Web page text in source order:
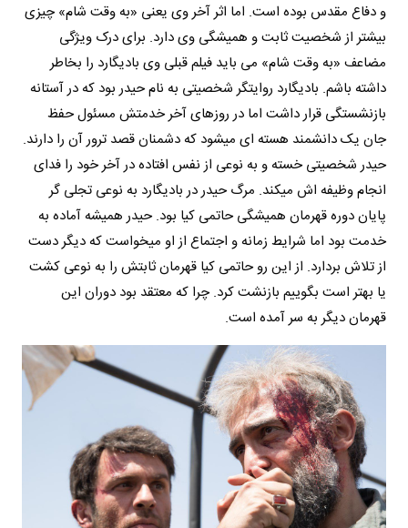
و دفاع مقدس بوده است. اما اثر آخر وی یعنی «به وقت شام» چیزی
بیشتر از شخصیت ثابت و همیشگی وی دارد. برای درک ویژگی
مضاعف «به وقت شام» می باید فیلم قبلی وی بادیگارد را بخاطر
داشته باشم. بادیگارد روایتگر شخصیتی به نام حیدر بود که در آستانه
بازنشستگی قرار داشت اما در روزهای آخر خدمتش مسئول حفظ
جان یک دانشمند هسته ای میشود که دشمنان قصد ترور آن را دارند.
حیدر شخصیتی خسته و به نوعی از نفس افتاده در آخر خود را فدای
انجام وظیفه اش میکند. مرگ حیدر در بادیگارد به نوعی تجلی گر
پایان دوره قهرمان همیشگی حاتمی کیا بود. حیدر همیشه آماده به
خدمت بود اما شرایط زمانه و اجتماع از او میخواست که دیگر دست
از تلاش بردارد. از این رو حاتمی کیا قهرمان ثابتش را به نوعی کشت
یا بهتر است بگوییم بازنشت کرد. چرا که معتقد بود دوران این
قهرمان دیگر به سر آمده است.